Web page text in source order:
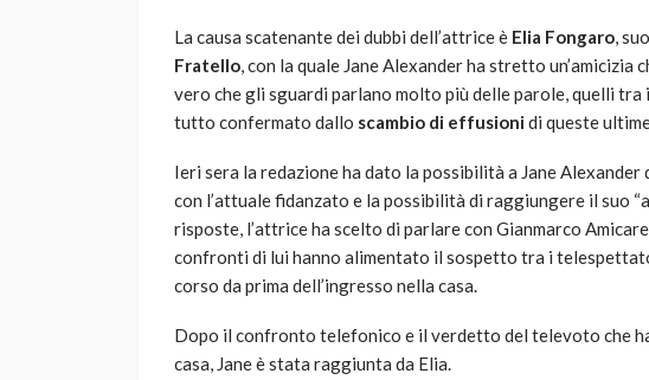
La causa scatenante dei dubbi dell’attrice è Elia Fongaro,
Fratello, con la quale Jane Alexander ha stretto un’amicizia
vero che gli sguardi parlano molto più delle parole, quelli
tutto confermato dallo scambio di effusionidi queste
Ieri sera la redazione ha dato la possibilità a Jane
con l’attuale fidanzato e la possibilità di raggiungere il suo
risposte, l’attrice ha scelto di parlare con Gianmarco
confronti di lui hanno alimentato il sospetto tra i
corso da prima dell’ingresso nella casa.
Dopo il confronto telefonico e il verdetto del televoto che
casa, Jane è stata raggiunta da Elia.